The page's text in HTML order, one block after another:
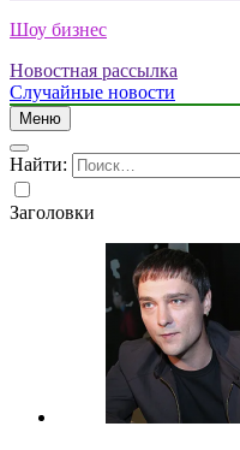
Шоу бизнес
Новостная рассылка
Случайные новости
Меню
Найти:
Заголовки